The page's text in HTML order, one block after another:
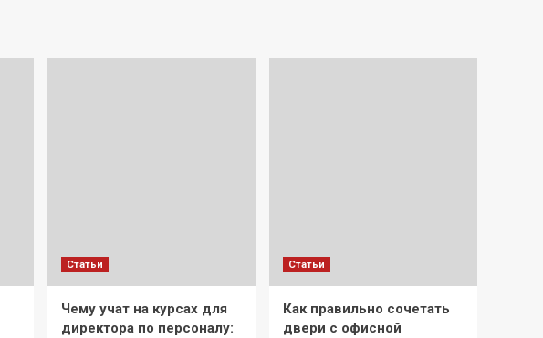
Статьи
Чему учат на курсах для
директора по персоналу:
Статьи
Как правильно сочетать
двери с офисной